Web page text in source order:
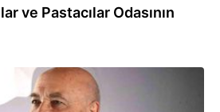
ve Pastacılar Odasının